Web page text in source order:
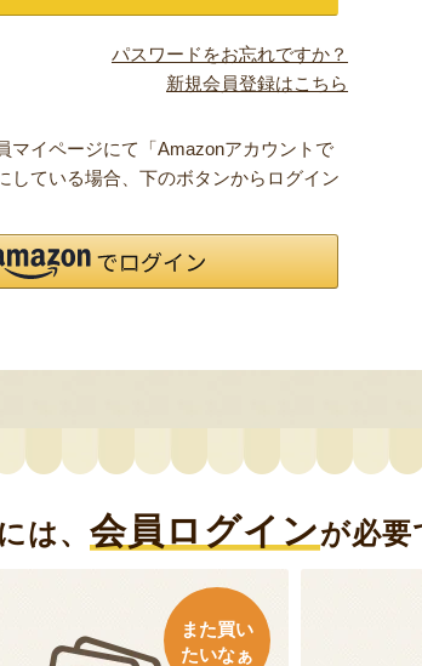
パスワードをお忘れですか？
新規会員登録はこちら
マイページにて「Amazonアカウントで
している場合、下のボタンからログイン
は、 会員ログインが必要
また買い
たいなぁ